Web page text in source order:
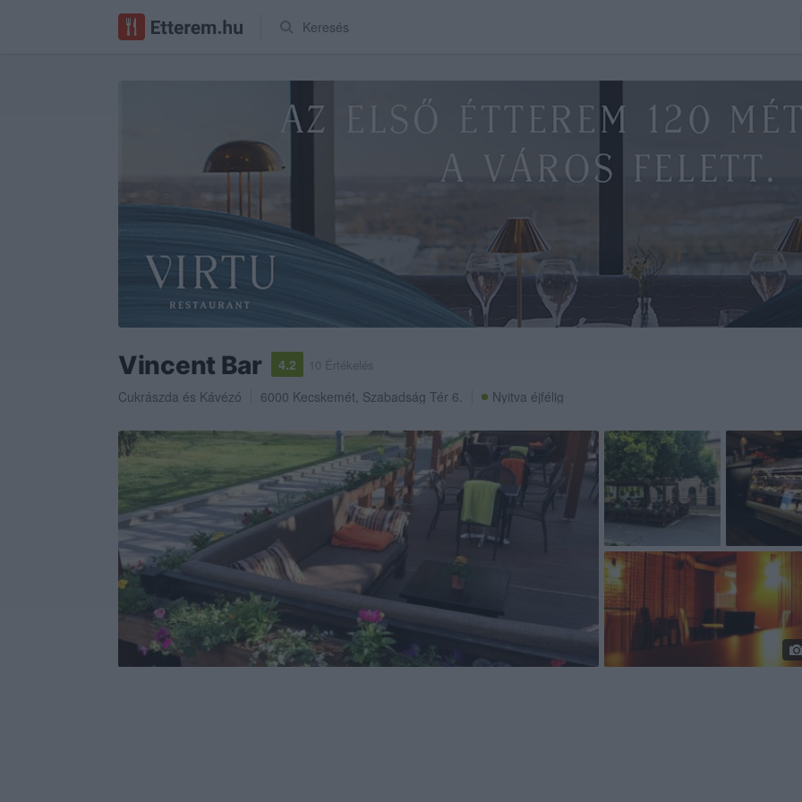
Keresés
Vincent Bar 4.2 10 Értékelés
Cukrászda és Kávézó 6000 Kecskemét, Szabadság Tér 6. Nyitva éjfélig